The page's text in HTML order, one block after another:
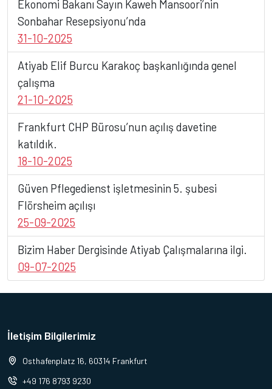
Ekonomi Bakanı Sayın Kaweh Mansoori’nin
Sonbahar Resepsiyonu’nda
31-10-2025
Atiyab Elif Burcu Karakoç başkanlığında genel
çalışma
21-10-2025
Frankfurt CHP Bürosu’nun açılış davetine
katıldık.
18-10-2025
Güven Pflegedienst işletmesinin 5. şubesi
Flörsheim açılışı
25-09-2025
Bizim Haber Dergisinde Atiyab Çalışmalarına ilgi.
09-07-2025
İletişim Bilgilerimiz
Osthafenplatz 16, 60314 Frankfurt
+49 176 8793 9230
BAŞLIK